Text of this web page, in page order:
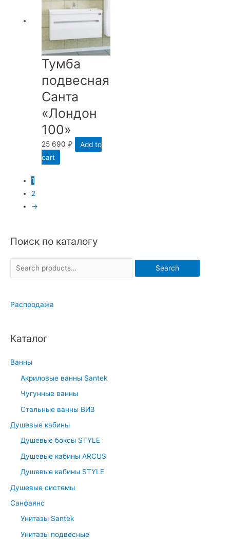
Поиск по каталогу
r
h
o
Search
Распродажа
Каталог
Ванны
Акриловые ванны Santek
Чугунные ванны
Стальные ванны ВИЗ
Душевые кабины
Душевые боксы STYLE
Душевые кабины ARCUS
Душевые кабины STYLE
Душевые системы
Санфаянс
Унитазы Santek
Унитазы подвесные
Тумба
подвесная
Санта
«Лондон
100»
25 690₽
Add to
cart
1
2
→